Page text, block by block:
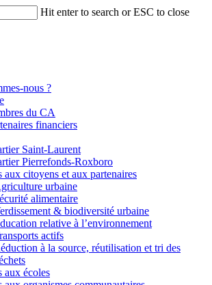
Hit enter to search or ESC to close
nous ?
du CA
financiers
Saint-Laurent
Pierrefonds-Roxboro
aux citoyens et aux partenaires
urbaine
alimentaire
& biodiversité urbaine
relative à l’environnement
actifs
à la source, réutilisation et tri des
aux écoles